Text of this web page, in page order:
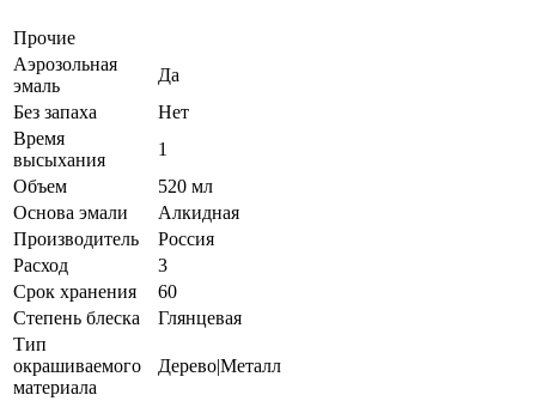
Прочие
Аэрозольная
эмаль
Да
Без запаха
Нет
Время
высыхания
1
Объем
520 мл
Основа эмали
Алкидная
Производитель
Россия
Расход
3
Срок хранения
60
Степень блеска
Глянцевая
Тип
окрашиваемого
материала
Дерево|Металл